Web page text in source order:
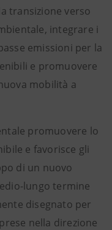
transizione verso
integrare i
emissioni per la
e promuovere
mobilità a
promuovere lo
e favorisce gli
di un nuovo
lungo termine
disegnato per
nella direzione